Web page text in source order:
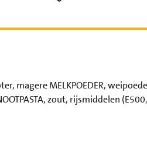
magere MELKPOEDER,
zout, rijsmiddelen